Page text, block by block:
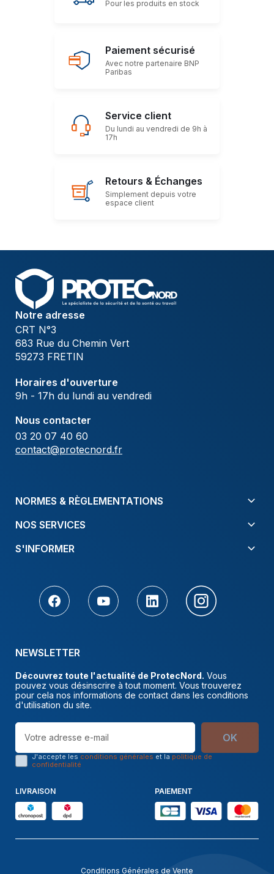
Pour les produits en stock
Paiement sécurisé
Avec notre partenaire BNP
Paribas
Service client
Du lundi au vendredi de 9h à
17h
Retours & Échanges
Simplement depuis votre
espace client
Notre adresse
CRT N°3
683 Rue du Chemin Vert
59273 FRETIN
Horaires d'ouverture
9h - 17h du lundi au vendredi
Nous contacter
03 20 07 40 60
contact@protecnord.fr
NORMES & RÈGLEMENTATIONS
NOS SERVICES
S'INFORMER
NEWSLETTER
Découvrez toute l'actualité de ProtecNord. Vous
pouvez vous désinscrire à tout moment. Vous trouverez
pour cela nos informations de contact dans les conditions
d'utilisation du site.
OK
J'accepte les conditions générales et la politique de
confidentialité
LIVRAISON PAIEMENT
Conditions Générales de Vente